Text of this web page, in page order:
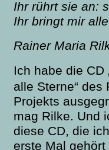
Ihr rührt sie an:
Ihr bringt mir
Rainer Maria
Ich habe die CD
alle Sterne“ des
Projekts
mag Rilke. Und
diese CD, die
erste Mal gehört